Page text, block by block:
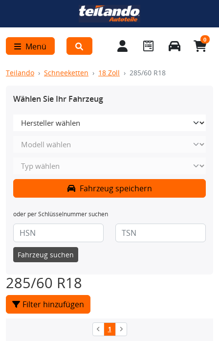
Menü
0
Teilando Schneeketten 18 Zoll 285/60 R18
Wählen Sie Ihr Fahrzeug
Fahrzeug speichern
oder per Schlüsselnummer suchen
Fahrzeug suchen
285/60 R18
Filter hinzufügen
1